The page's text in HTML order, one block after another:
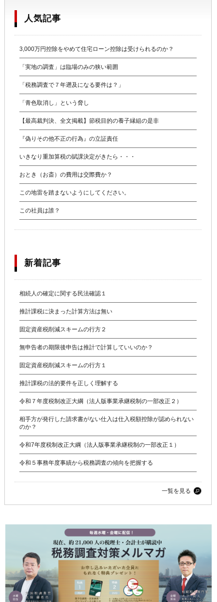
人気記事
3,000万円控除をやめて住宅ローン控除は受けられるのか？
「実地の調査」は臨場のみの狭い範囲
「税務調査で７年遡及になる要件は？」
「青色取消し」という脅し
【最高裁判決、全文掲載】節税目的の養子縁組の是非
『偽りその他不正の行為』の立証責任
いきなり重加算税の賦課決定がきたら・・・
おとき（お斎）の費用は交際費か？
この地雷を踏まないようにしてください。
この社員は誰？
新着記事
相続人の確定に関する民法確認１
推計課税に決まった計算方法は無い
固定資産税削減スキームの行方２
無申告者の期限後申告は推計で計算していいのか？
固定資産税削減スキームの行方１
推計課税の法的要件を正しく理解する
令和７年度税制改正大綱（法人版事業承継税制の一部改正２）
相手方が発行した請求書がない仕入は仕入税額控除が認められない
のか？
令和7年度税制改正大綱（法人版事業承継税制の一部改正１）
令和５事務年度事績から税務調査の傾向を把握する
一覧を見る